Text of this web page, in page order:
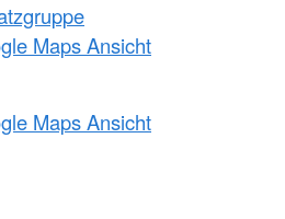
Maps Ansicht
Maps Ansicht